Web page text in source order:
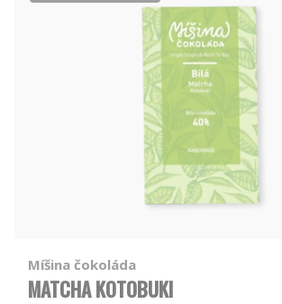
Míšina čokoláda
MATCHA KOTOBUKI